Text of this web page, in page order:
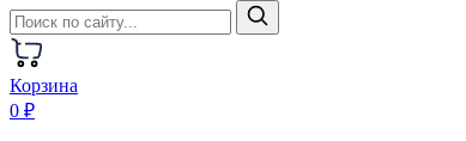
Корзина
0 ₽